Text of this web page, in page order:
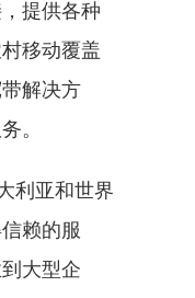
提供各种
移动覆盖
解决方
。
利亚和世界
赖的服
大型企